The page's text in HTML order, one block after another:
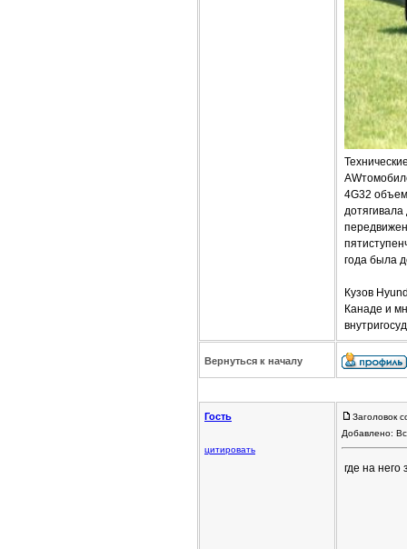
4G32
года была
Кузов
Канаде и
Вернуться к началу
Гость
цитировать
Заголовок
Добавлено:
где на